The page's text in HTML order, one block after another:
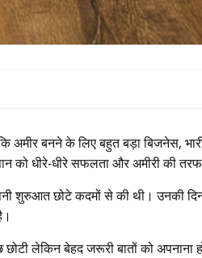
बनने के लिए बहुत बड़ा बिजनेस,
को धीरे-धीरे सफलता और अमीरी की
शुरुआत छोटे कदमों से की थी। उनकी
लेकिन बेहद जरूरी बातों को अपनाना